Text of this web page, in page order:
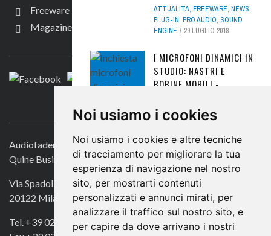
Noi usiamo i cookies
Noi usiamo i cookies e altre tecniche
di tracciamento per migliorare la tua
esperienza di navigazione nel nostro
sito, per mostrarti contenuti
personalizzati e annunci mirati, per
analizzare il traffico sul nostro sito, e
per capire da dove arrivano i nostri
ATTUALITÀ, FREEWARE, NEWS,
PLUG-IN, PRO AUDIO, SOUND
ENGINE
29 LUGLIO 2018
I MICROFONI DINAMICI IN
STUDIO: NASTRI E
BOBINE MOBILI -
REAL LIFE, TAVOLE
OFFICINA DEL SUONO,
SOMEONE LIKE YOU
ANALISI DI UN SUCCESSO
PRO AUDIO,TUTORIAL
9
LIQUIDSONICS
Freeware
Magazine
CONTATTACI
Audiofader.com
Quine Business Publisher
Via Spadolini 7
20122 Milano
Tel. +39 02 49756990